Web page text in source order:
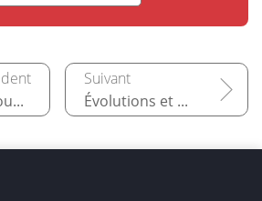
Sécurité, gouvernance et déploiement des cubes Évolutions et tendances de la modélisation OLAP